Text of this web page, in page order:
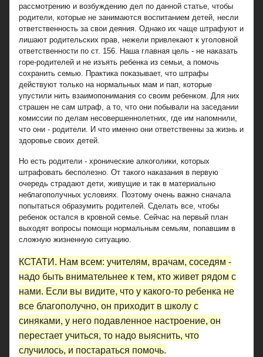
рассмотрению и возбуждению дел по данной статье, чтобы
родители, которые не занимаются воспитанием детей, несли
ответственность за свои деяния. Однако их чаще штрафуют и
лишают родительских прав, нежели привлекают к уголовной
ответственности по ст. 156. Наша главная цель - не наказать
горе-родителей и не изъять ребенка из семьи, а помочь
сохранить семью. Практика показывает, что штрафы
действуют только на нормальных мам и пап, которые
упустили нить взаимопонимания со своим ребенком. Для них
страшен не сам штраф, а то, что они побывали на заседании
комиссии по делам несовершеннолетних, где им напомнили,
что они - родители. И что именно они ответственны за жизнь и
здоровье своих детей.
Но есть родители - хронические алкоголики, которых
штрафовать бесполезно. От такого наказания в первую
очередь страдают дети, живущие и так в материально
неблагополучных условиях. Поэтому очень важно сначала
попытаться образумить родителей. Сделать все, чтобы
ребенок остался в кровной семье. Сейчас на первый план
выходят вопросы помощи нормальным семьям, попавшим в
сложную жизненную ситуацию.
КСТАТИ. Нам всем: учителям, врачам, соседям -
надо быть внимательнее к тем, кто живет рядом с
нами. Если вы видите, что у какого-то ребенка не
все благополучно, он приходит в школу с
синяками, у него подавленное настроение, он
перестает учиться, то надо выяснить, что
случилось, и постараться помочь.